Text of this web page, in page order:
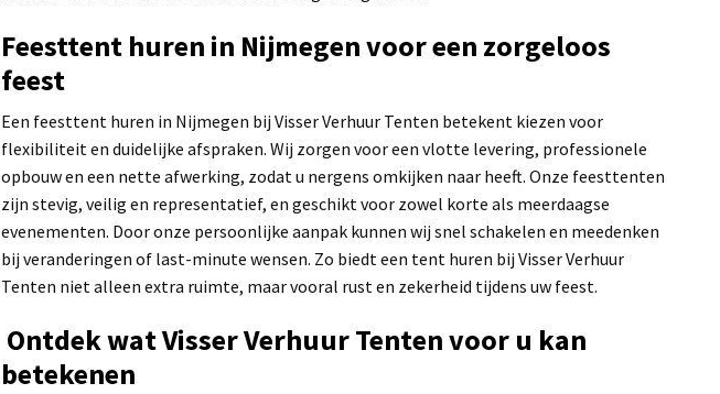
Feesttent huren in Nijmegen voor een zorgeloos
feest
Een feesttent huren in Nijmegen bij Visser Verhuur Tenten betekent kiezen voor
flexibiliteit en duidelijke afspraken. Wij zorgen voor een vlotte levering, professionele
opbouw en een nette afwerking, zodat u nergens omkijken naar heeft. Onze feesttenten
zijn stevig, veilig en representatief, en geschikt voor zowel korte als meerdaagse
evenementen. Door onze persoonlijke aanpak kunnen wij snel schakelen en meedenken
bij veranderingen of last-minute wensen. Zo biedt een tent huren bij Visser Verhuur
Tenten niet alleen extra ruimte, maar vooral rust en zekerheid tijdens uw feest.
Ontdek wat Visser Verhuur Tenten voor u kan
betekenen